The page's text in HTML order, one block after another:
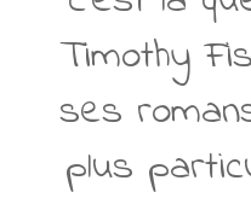
Timothy
ses
plus